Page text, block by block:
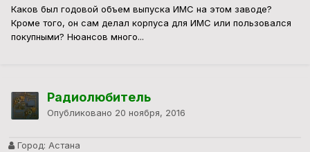
Каков был годовой объем выпуска ИМС на этом заводе?
Кроме того, он сам делал корпуса для ИМС или пользовался
покупными? Нюансов много...
Радиолюбитель
Опубликовано 20 ноября, 2016
Город: Астана